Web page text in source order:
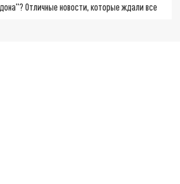
Отличные новости, которые ждали все